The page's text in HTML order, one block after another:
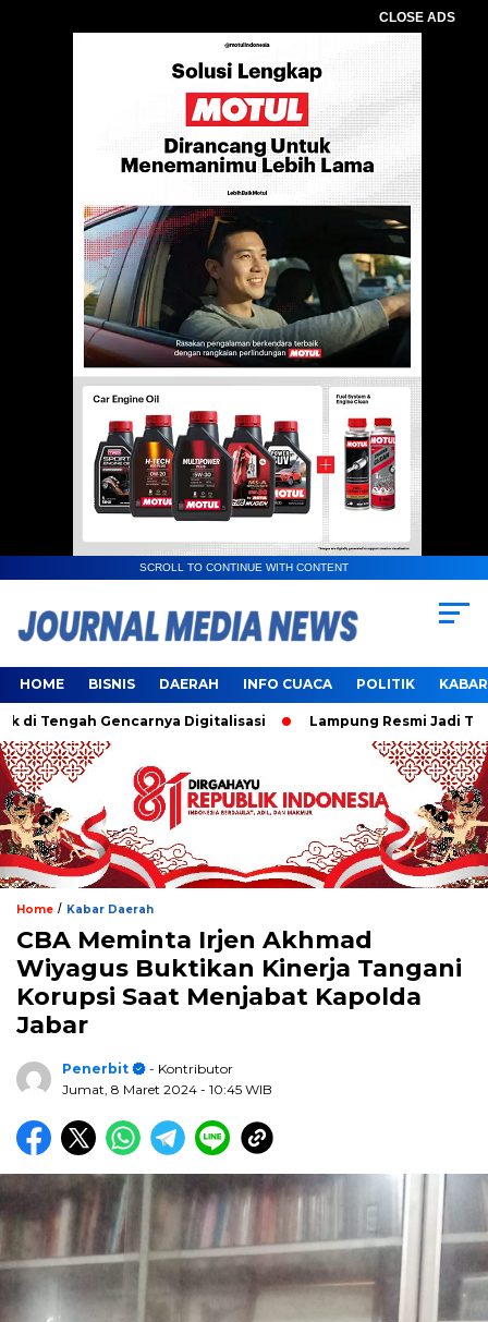
CLOSE ADS
SCROLL TO CONTINUE WITH CONTENT
HOME BISNIS DAERAH INFO CUACA POLITIK
Gencarnya Digitalisasi Lampung Resmi Jadi Tuan
Home / Kabar Daerah
CBA Meminta Irjen Akhmad
Wiyagus Buktikan Kinerja Tangani
Korupsi Saat Menjabat Kapolda
Jabar
Penerbit
- Kontributor
Jumat, 8 Maret 2024 - 10:45 WIB